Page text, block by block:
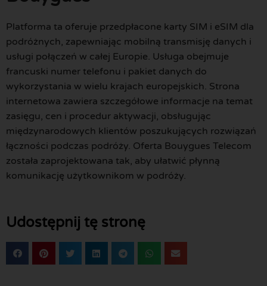
Platforma ta oferuje przedpłacone karty SIM i eSIM dla
podróżnych, zapewniając mobilną transmisję danych i
usługi połączeń w całej Europie. Usługa obejmuje
francuski numer telefonu i pakiet danych do
wykorzystania w wielu krajach europejskich. Strona
internetowa zawiera szczegółowe informacje na temat
zasięgu, cen i procedur aktywacji, obsługując
międzynarodowych klientów poszukujących rozwiązań
łączności podczas podróży. Oferta Bouygues Telecom
została zaprojektowana tak, aby ułatwić płynną
komunikację użytkownikom w podróży.
Udostępnij tę stronę